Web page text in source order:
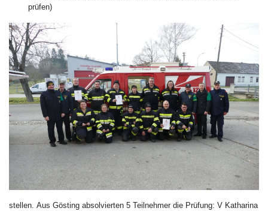
prüfen)
stellen. Aus Gösting absolvierten 5 Teilnehmer die Prüfung: V Katharina